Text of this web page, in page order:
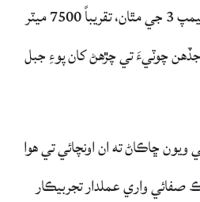
داوا شيرپا کي آخري دفعو ڪيمپ 3 جي مٿان، تقريباً 7500 ميٽر
جڏهن چوٽيءَ تي چڙهڻ کان پوءِ جبل
ڇاڪاڻ ته ان اونچائي تي هوا
واري عملدار تجربيڪار